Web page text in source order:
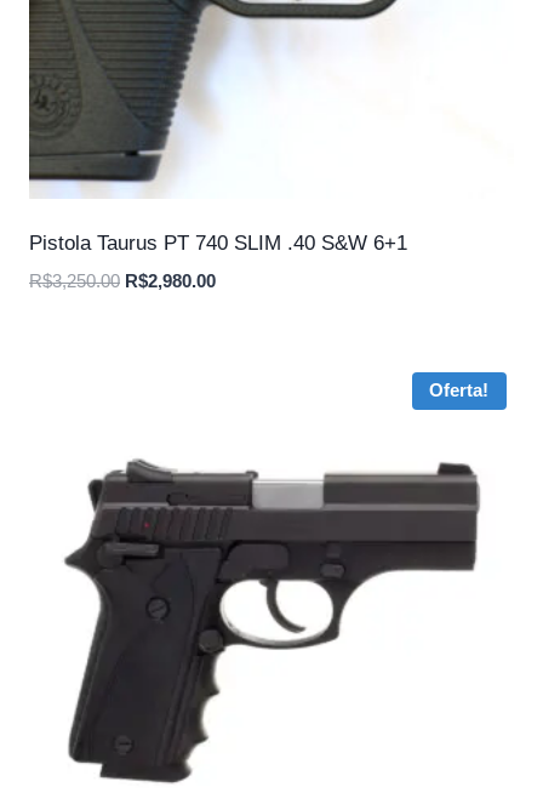
Pistola Taurus PT 740 SLIM .40 S&W 6+1
R$3,250.00 O
R$2,980.00O
Oferta!